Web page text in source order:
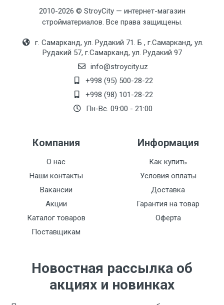
2010-2026 © StroyCity — интернет-магазин
стройматериалов. Все права защищены.
г. Самарканд, ул. Рудакий 71. Б , г.Самарканд, ул.
Рудакий 57, г.Самарканд, ул. Рудакий 97
info@stroycity.uz
+998 (95) 500-28-22
+998 (98) 101-28-22
Пн-Вс. 09:00 - 21:00
Компания
О нас
Наши контакты
Вакансии
Акции
Каталог товаров
Поставщикам
Информация
Как купить
Условия оплаты
Доставка
Гарантия на товар
Оферта
Новостная рассылка об
акциях и новинках